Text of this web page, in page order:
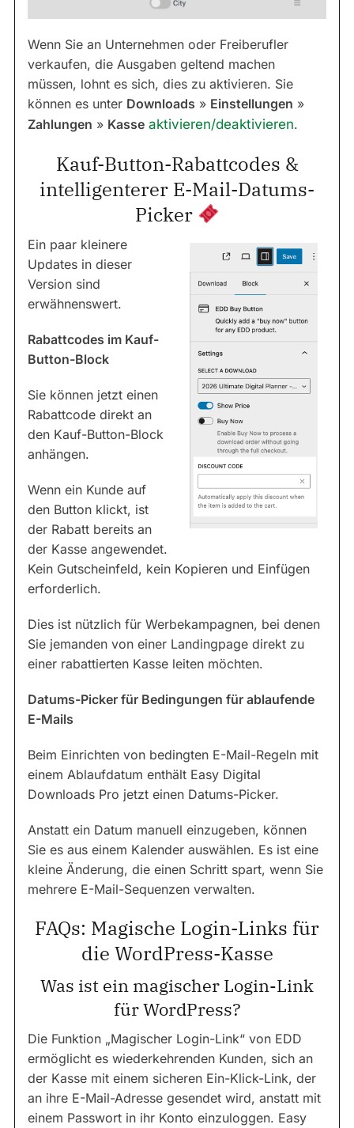
Wenn Sie an Unternehmen oder Freiberufler
verkaufen, die Ausgaben geltend machen
müssen, lohnt es sich, dies zu aktivieren. Sie
können es unter Downloads » Einstellungen »
Zahlungen » Kasse aktivieren/deaktivieren.
Kauf-Button-Rabattcodes &
intelligenterer E-Mail-Datums-
Picker
Ein paar kleinere
Updates in dieser
Version sind
erwähnenswert.
Rabattcodes im Kauf-
Button-Block
Sie können jetzt einen
Rabattcode direkt an
den Kauf-Button-Block
anhängen.
Wenn ein Kunde auf
den Button klickt, ist
der Rabatt bereits an
der Kasse angewendet.
Kein Gutscheinfeld, kein Kopieren und Einfügen
erforderlich.
Dies ist nützlich für Werbekampagnen, bei denen
Sie jemanden von einer Landingpage direkt zu
einer rabattierten Kasse leiten möchten.
Datums-Picker für Bedingungen für ablaufende
E-Mails
Beim Einrichten von bedingten E-Mail-Regeln mit
einem Ablaufdatum enthält Easy Digital
Downloads Pro jetzt einen Datums-Picker.
Anstatt ein Datum manuell einzugeben, können
Sie es aus einem Kalender auswählen. Es ist eine
kleine Änderung, die einen Schritt spart, wenn Sie
mehrere E-Mail-Sequenzen verwalten.
FAQs: Magische Login-Links für
die WordPress-Kasse
Was ist ein magischer Login-Link
für WordPress?
Die Funktion „Magischer Login-Link“ von EDD
ermöglicht es wiederkehrenden Kunden, sich an
der Kasse mit einem sicheren Ein-Klick-Link, der
an ihre E-Mail-Adresse gesendet wird, anstatt mit
einem Passwort in ihr Konto einzuloggen. Easy